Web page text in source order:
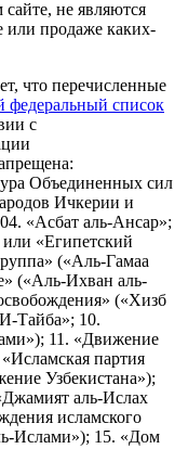
не являются
или продаже каких-
что перечисленные
федеральный список
с
Объединенных сил
Ичкерии и
«Асбат аль-Ансар»;
«Египетский
(«Аль-Гамаа
(«Аль-Ихван аль-
(«Хизб
Тайба»; 10.
11. «Движение
партия
Узбекистана»);
аль-Ислах
исламского
Ислами»); 15. «Дом